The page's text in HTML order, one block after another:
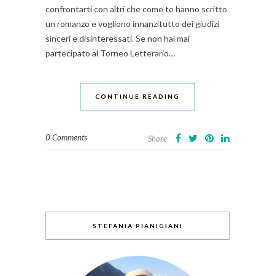
confrontarti con altri che come te hanno scritto
un romanzo e vogliono innanzitutto dei giudizi
sinceri e disinteressati. Se non hai mai
partecipato al Torneo Letterario…
CONTINUE READING
0 Comments Share
STEFANIA PIANIGIANI